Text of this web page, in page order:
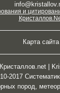
и
Карта сайта
|
2017
пород,